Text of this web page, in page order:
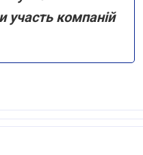
участь компаній